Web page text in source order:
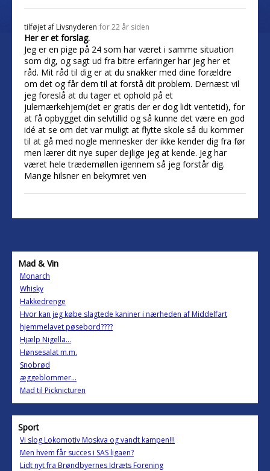
tilføjet af Livsnyderen for 22 år siden
Her er et forslag.
Jeg er en pige på 24 som har været i samme situation
som dig, og sagt ud fra bitre erfaringer har jeg her et
råd. Mit råd til dig er at du snakker med dine forældre
om det og får dem til at forstå dit problem. Dernæst vil
jeg foreslå at du tager et ophold på et
julemærkehjem(det er gratis der er dog lidt ventetid), for
at få opbygget din selvtillid og så kunne det være en god
idé at se om det var muligt at flytte skole så du kommer
til at gå med nogle mennesker der ikke kender dig fra før
men lærer dit nye super dejlige jeg at kende. Jeg har
været hele trædemøllen igennem så jeg forstår dig.
Mange hilsner en bekymret ven
Mad & Vin
Monarch
Whisky
Hakkedrenge
Hvor kan jeg købe slagtede kaniner i nærheden af Middelfart
hjemmelavet pøsebord????
Hjælp Nigella...
Hønsesalat m.m.
Snobrød
æggeblommer...
Mad til Picknicturen
Sport
Vi slog Lokomotiv Moskva og vandt kampen!!!
Men hvem får succes i SAS ligaen?
Lidt nyt fra Brøndbyernes Idræts Forening